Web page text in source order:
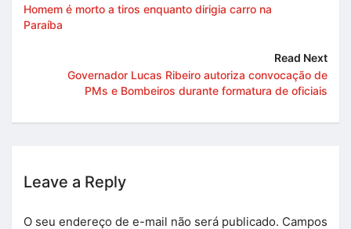
Homem é morto a tiros enquanto dirigia carro na
Paraíba
Read Next
Governador Lucas Ribeiro autoriza convocação de
PMs e Bombeiros durante formatura de oficiais
Leave a Reply
O seu endereço de e-mail não será publicado. Campos